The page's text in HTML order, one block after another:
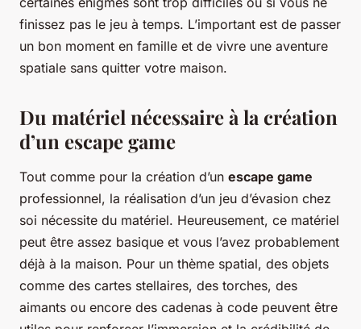
finissez pas le jeu à temps. L’important est de passer
un bon moment en famille et de vivre une aventure
spatiale sans quitter votre maison.
Du matériel nécessaire à la création
d’un escape game
Tout comme pour la création d’un escape game
professionnel, la réalisation d’un jeu d’évasion chez
soi nécessite du matériel. Heureusement, ce matériel
peut être assez basique et vous l’avez probablement
déjà à la maison. Pour un thème spatial, des objets
comme des cartes stellaires, des torches, des
aimants ou encore des cadenas à code peuvent être